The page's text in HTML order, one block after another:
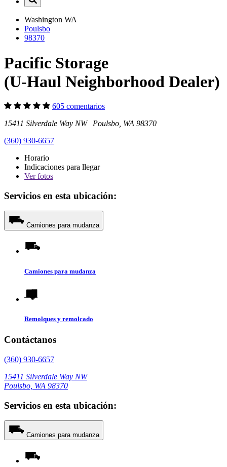
Washington WA
Poulsbo
98370
Pacific Storage
(U-Haul Neighborhood Dealer)
605 comentarios
15411 Silverdale Way NW Poulsbo, WA 98370
(360) 930-6657
Horario
Indicaciones para llegar
Verfotos
Servicios en esta ubicación:
Camiones para mudanza
Camiones para mudanza
Remolques y remolcado
Contáctanos
(360) 930-6657
15411 Silverdale Way NW
Poulsbo, WA 98370
Servicios en esta ubicación:
Camiones para mudanza